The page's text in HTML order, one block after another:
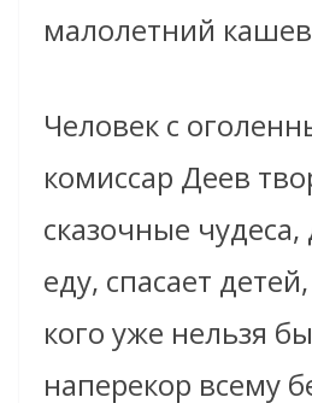
малолетний
Человек с
комиссар Деев
сказочные
еду, спасает
кого уже нельзя
наперекор всему